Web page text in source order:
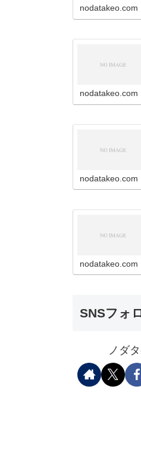
nodatakeo.com
nodatakeo.com
nodatakeo.com
nodatakeo.com
SNSフォ
ノダ